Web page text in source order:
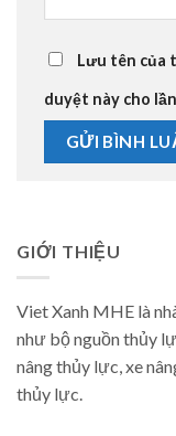
Lưu tên của
duyệt này cho
GIỚI THIỆU
Viet Xanh MHE là
như bộ nguồn thủy
nâng thủy lực, xe
thủy lực.